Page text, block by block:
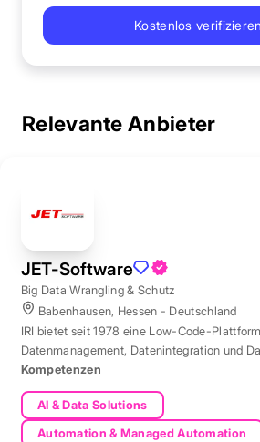
Kostenlos verifizieren
Relevante Anbieter
JET-Software
Big Data Wrangling & Schutz
Babenhausen, Hessen - Deutschland
IRI bietet seit 1978 eine Low-Code-
Datenmanagement, Datenintegration und
produktive Datenbestände weltweit.
Kompetenzen
AI & Data Solutions
Automation & Managed Automation